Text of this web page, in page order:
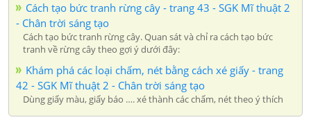
Cách tạo bức tranh rừng cây - trang 43 - SGK Mĩ thuật 2
- Chân trời sáng tạo
Cách tạo bức tranh rừng cây. Quan sát và chỉ ra cách tạo bức
tranh về rừng cây theo gợi ý dưới đây:
Khám phá các loại chấm, nét bằng cách xé giấy - trang
42 - SGK Mĩ thuật 2 - Chân trời sáng tạo
Dùng giấy màu, giấy báo …. xé thành các chấm, nét theo ý thích